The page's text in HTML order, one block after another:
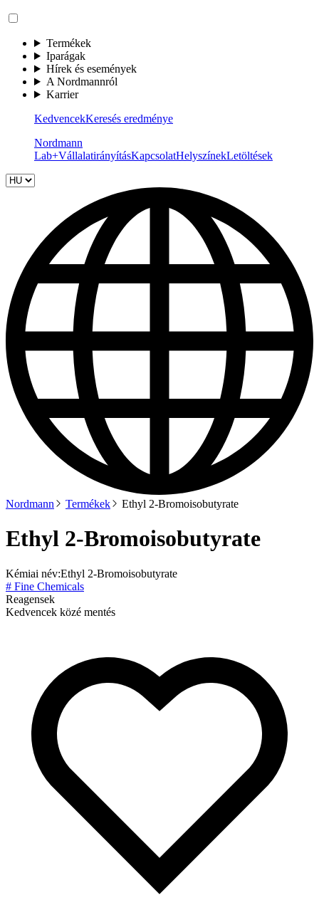
Termékek
Iparágak
Hírek és események
A Nordmannról
Karrier
KedvencekKeresés eredménye
Nordmann
Lab+VállalatirányításKapcsolatHelyszínekLetöltések
Nordmann Termékek Ethyl 2-Bromoisobutyrate
Ethyl 2-Bromoisobutyrate
Kémiai név:Ethyl 2-Bromoisobutyrate
# Fine Chemicals
Reagensek
Kedvencek közé mentés